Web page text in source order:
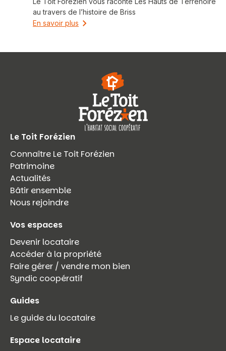
au travers de l’histoire de Briss
En savoir plus
Le Toit Forézien
Connaître Le Toit Forézien
Patrimoine
Actualités
Bâtir ensemble
Nous rejoindre
Vos espaces
Devenir locataire
Accéder à la propriété
Faire gérer / vendre mon bien
Syndic coopératif
Guides
Le guide du locataire
Espace locataire